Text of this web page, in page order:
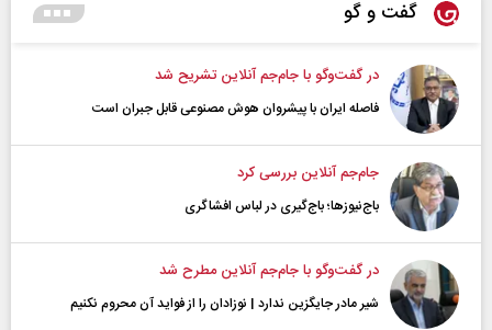
گفت و گو
در گفت‌و‌گو با جام‌جم آنلاین تشریح شد
فاصله ایران با پیشرو‌ان هوش مصنوعی قابل جبران است
جام‌جم آنلاین بررسی کرد
باج‌نیوزها؛ باج‌گیری در لباس افشاگری
در گفت‌و‌گو با جام‌جم آنلاین مطرح شد
شیر مادر جایگزین ندارد | نوزادان را از فواید آن محروم نکنیم